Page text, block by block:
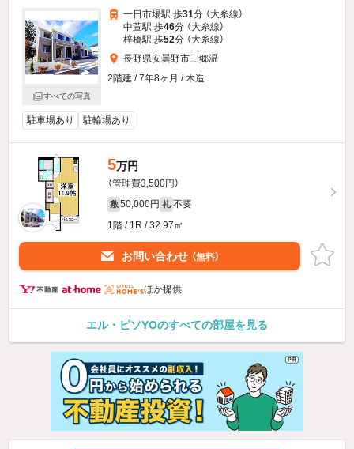
すべての写真
一日市場駅 歩31分 （大糸線）
中萱駅 歩46分 （大糸線）
梓橋駅 歩52分 （大糸線）
長野県安曇野市三郷温
2階建 / 7年8ヶ月 / 木造
駐車場あり 駐輪場あり
5万円
（管理費3,500円）
敷 50,000円 礼 不要
1階 / 1R / 32.97㎡
お問い合わせ （無料）
ほか提供
エル・ピソYOのすべての部屋を見る